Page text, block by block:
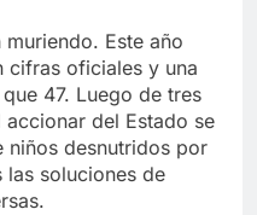
Este año
cifras oficiales y una
47. Luego de tres
del Estado se
niños desnutridos por
las soluciones de